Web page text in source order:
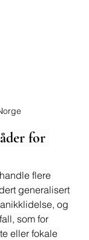
for
flere
generalisert
og
som for
eller fokale